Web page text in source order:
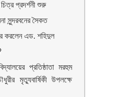
প্রদর্শনী শুরু
সুন্দরবনের সৈকত
করলেন এড. শহিদুল
প্রতিষ্ঠাতা মরহুম
মৃত্যুবার্ষিকী উপলক্ষে